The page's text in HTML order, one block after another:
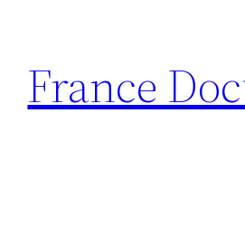
contenu
France